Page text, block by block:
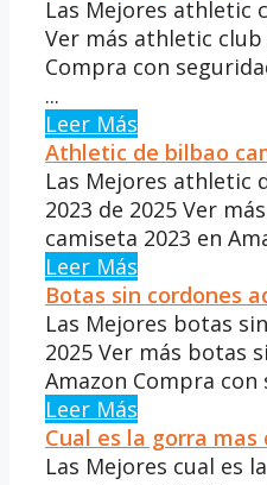
Las Mejores athletic
Ver más athletic
Compra con
...
Leer Más
Athletic de bilbao
Las Mejores athletic
2023 de 2025 Ver
camiseta 2023 en
Leer Más
Botas sin cordones
Las Mejores botas
2025 Ver más botas
Amazon Compra con
Leer Más
Cual es la gorra
Las Mejores cual es